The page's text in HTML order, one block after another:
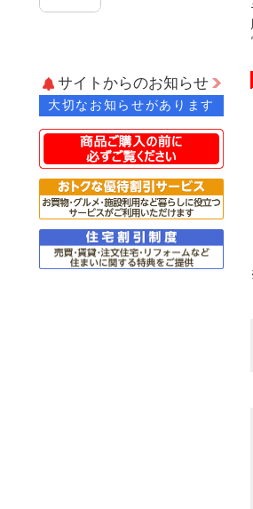
サイトからのお知らせ
大切なお知らせがあります